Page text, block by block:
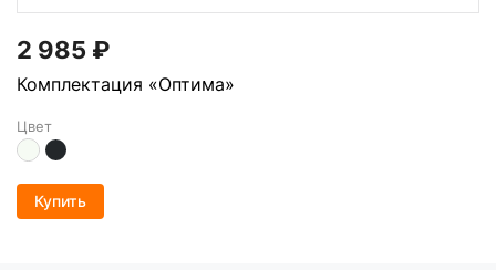
2 985 ₽
Комплектация «Оптима»
Цвет
Купить